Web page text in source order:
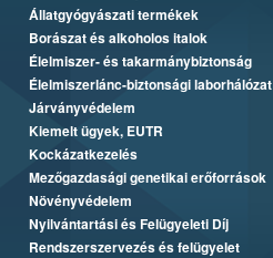
Állatgyógyászati termékek
Borászat és alkoholos italok
Élelmiszer- és takarmánybiztonság
Élelmiszerlánc-biztonsági laborhálózat
Járványvédelem
Kiemelt ügyek, EUTR
Kockázatkezelés
Mezőgazdasági genetikai erőforrások
Növényvédelem
Nyilvántartási és Felügyeleti Díj
Rendszerszervezés és felügyelet